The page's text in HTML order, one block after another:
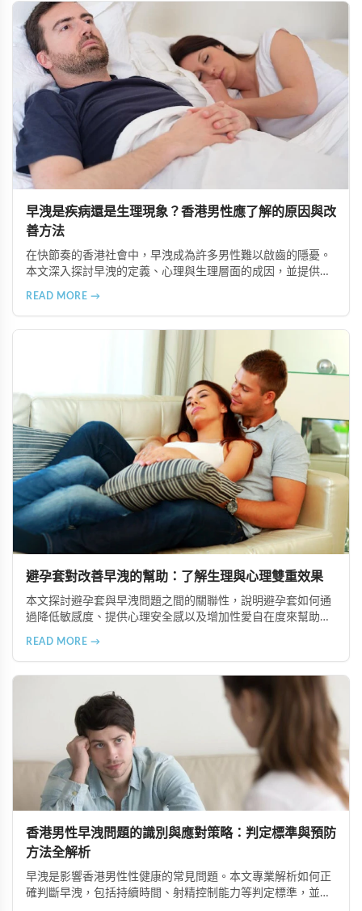
早洩是疾病還是生理現象？香港男性應了解的原因與改
善方法
在快節奏的香港社會中，早洩成為許多男性難以啟齒的隱憂。
本文深入探討早洩的定義、心理與生理層面的成因，並提供調
READ MORE →
避孕套對改善早洩的幫助：了解生理與心理雙重效果
本文探討避孕套與早洩問題之間的關聯性，說明避孕套如何通
過降低敏感度、提供心理安全感以及增加性愛自在度來幫助改
READ MORE →
香港男性早洩問題的識別與應對策略：判定標準與預防
方法全解析
早洩是影響香港男性性健康的常見問題。本文專業解析如何正
確判斷早洩，包括持續時間、射精控制能力等判定標準，並提